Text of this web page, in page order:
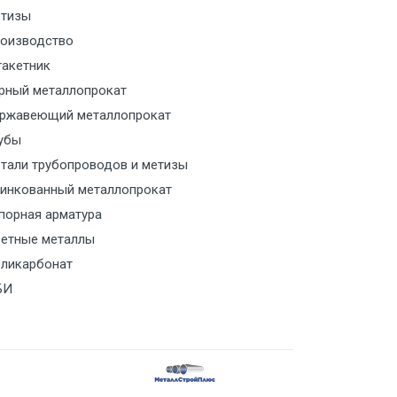
за МКАД
с транспортным
с транспортным
с транспортным
металлопрокат
металлопрокат
трубопроводов и метизы
металлопрокат
арматура
металлы